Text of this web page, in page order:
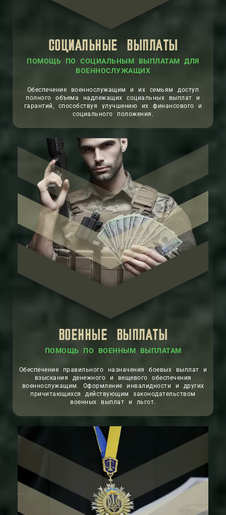
СОЦИАЛЬНЫЕ ВЫПЛАТЫ
ПОМОЩЬ ПО СОЦИАЛЬНЫМ ВЫПЛАТАМ ДЛЯ
ВОЕННОСЛУЖАЩИХ
Обеспечение военнослужащим и их семьям доступ
полного объема надлежащих социальных выплат и
гарантий, способствуя улучшению их финансового и
социального положения.
ВОЕННЫЕ ВЫПЛАТЫ
ПОМОЩЬ ПО ВОЕННЫМ ВЫПЛАТАМ
Обеспечение правильного назначения боевых выплат и
взыскания денежного и вещевого обеспечения
военнослужащим. Оформление инвалидности и других
причитающихся действующим законодательством
военных выплат и льгот.